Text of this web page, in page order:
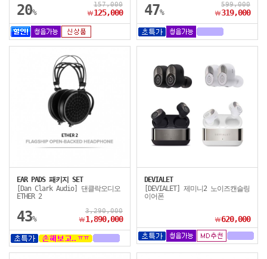
20%
157,000
￦125,000 47%
599,000
￦319,000
EAR PADS 패키지 SET
[Dan Clark Audio] 댄클락오디오
ETHER 2
43%
3,290,000
￦1,890,000
DEVIALET
[DEVIALET] 제미니2 노이즈캔슬링
이어폰
￦620,000